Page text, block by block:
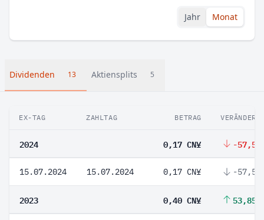
Jahr Monat
Dividenden 13 Aktiensplits 5
EX-TAG ZAHLTAG BETRAG
2024 0,17 CN¥ -57,5
15.07.2024 15.07.2024 0,17 CN¥ -57,5
2023 0,40 CN¥ 53,85